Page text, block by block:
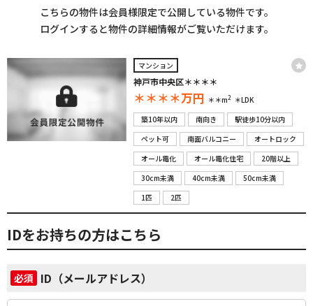
こちらの物件は会員様限定で公開している物件です。
ログインすると物件の詳細情報がご覧いただけます。
マンション
神戸市中央区＊＊＊＊
＊＊＊＊万円 ＊＊m2 ＊LDK
築10年以内
南向き
駅徒歩10分以内
ペット可
南面バルコニー
オートロック
オール電化
オール電化住宅
20階以上
30cm未満
40cm未満
50cm未満
1匹
2匹
IDをお持ちの方はこちら
必須 ID（メールアドレス）